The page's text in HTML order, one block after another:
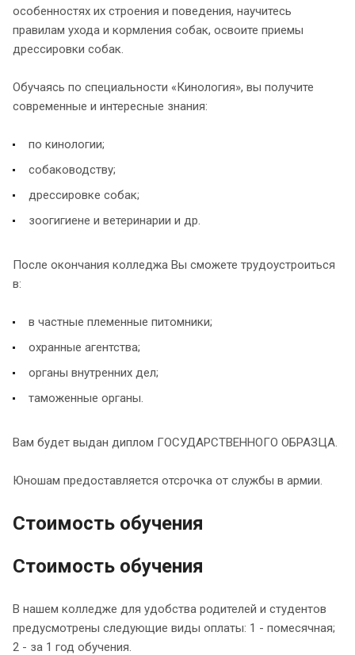
особенностях их строения и поведения, научитесь
правилам ухода и кормления собак, освоите приемы
дрессировки собак.
Обучаясь по специальности «Кинология», вы получите
современные и интересные знания:
по кинологии;
собаководству;
дрессировке собак;
зоогигиене и ветеринарии и др.
После окончания колледжа Вы сможете трудоустроиться
в:
в частные племенные питомники;
охранные агентства;
органы внутренних дел;
таможенные органы.
Вам будет выдан диплом ГОСУДАРСТВЕННОГО ОБРАЗЦА.
Юношам предоставляется отсрочка от службы в армии.
Стоимость обучения
Стоимость обучения
В нашем колледже для удобства родителей и студентов
предусмотрены следующие виды оплаты: 1 - помесячная;
2 - за 1 год обучения.